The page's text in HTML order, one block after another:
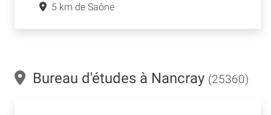
5 km de Saône
Bureau d'études à Nancray (25360)